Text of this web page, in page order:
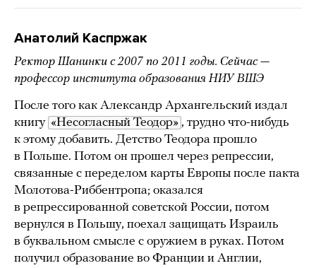
Анатолий Каспржак
Ректор Шанинки с 2007 по 2011 годы. Сейчас —
профессор института образования НИУ ВШЭ
После того как Александр Архангельский издал
книгу «Несогласный Теодор» , трудно что-нибудь
к этому добавить. Детство Теодора прошло
в Польше. Потом он прошел через репрессии,
связанные с переделом карты Европы после пакта
Молотова-Риббентропа; оказался
в репрессированной советской России, потом
вернулся в Польшу, поехал защищать Израиль
в буквальном смысле с оружием в руках. Потом
получил образование во Франции и Англии,